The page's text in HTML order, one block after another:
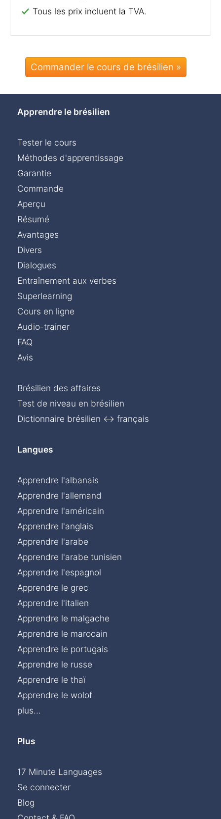
Tous les prix incluent la TVA.
Commander le cours de brésilien »
Apprendre le brésilien
Tester le cours
Méthodes d'apprentissage
Garantie
Commande
Aperçu
Résumé
Avantages
Divers
Dialogues
Entraînement aux verbes
Superlearning
Cours en ligne
Audio-trainer
FAQ
Avis
Brésilien des affaires
Test de niveau en brésilien
Dictionnaire brésilien ↔ français
Langues
Apprendre l'albanais
Apprendre l'allemand
Apprendre l'américain
Apprendre l'anglais
Apprendre l'arabe
Apprendre l'arabe tunisien
Apprendre l'espagnol
Apprendre le grec
Apprendre l'italien
Apprendre le malgache
Apprendre le marocain
Apprendre le portugais
Apprendre le russe
Apprendre le thaï
Apprendre le wolof
plus...
Plus
17 Minute Languages
Se connecter
Blog